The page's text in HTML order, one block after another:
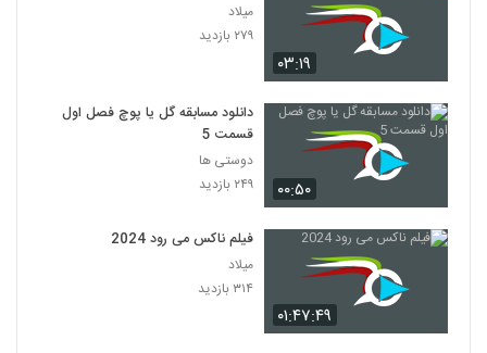
۰۳:۱۹
میلاد
۲۷۹ بازدید
۰۰:۵۰
دانلود مسابقه گل یا پوچ فصل اول
قسمت 5
دوستی ها
۲۴۹ بازدید
۰۱:۴۷:۴۹
فیلم ناکس می رود 2024
میلاد
۳۱۴ بازدید